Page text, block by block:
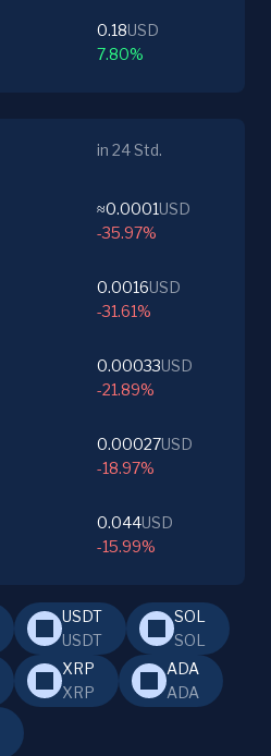
0.18USD
7.80%
in 24 Std.
≈0.0001USD
-35.97%
0.0016USD
-31.61%
0.00033USD
-21.89%
0.00027USD
-18.97%
0.044USD
-15.99%
USDT
USDT
SOL
SOL
XRP
XRP
ADA
ADA